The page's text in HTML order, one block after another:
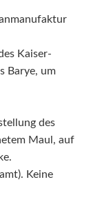
Kaiser-
Barye, um
des
Maul, auf
Keine